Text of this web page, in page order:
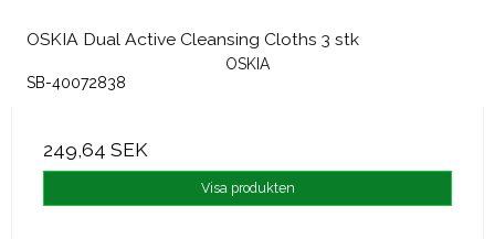
OSKIA Dual Active Cleansing Cloths 3 stk
OSKIA
SB-40072838
249,64 SEK
Visa produkten